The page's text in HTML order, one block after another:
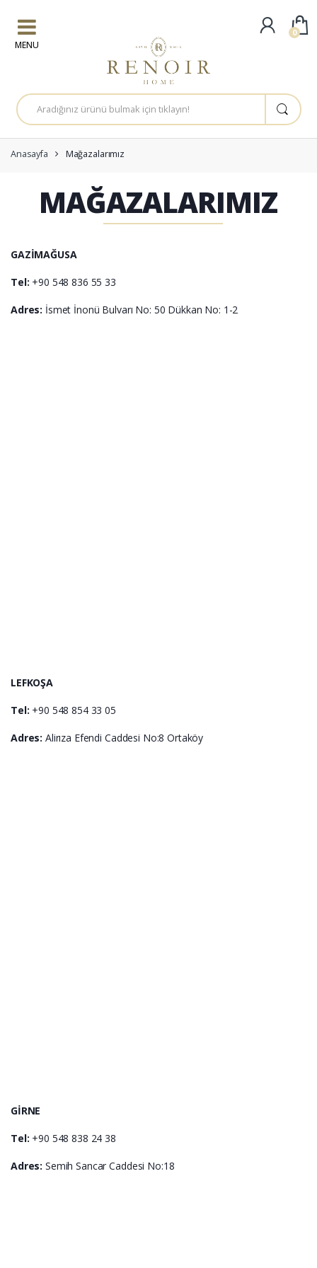
Skip to navigation
Skip to content
A
r
a
a
:
Anasayfa Mağazalarımız
MAĞAZALARIMIZ
GAZİMAĞUSA
Tel: +90 548 836 55 33
Adres: İsmet İnonü Bulvarı No: 50 Dükkan No: 1-2
LEFKOŞA
Tel: +90 548 854 33 05
Adres: Alirıza Efendi Caddesi No:8 Ortaköy
GİRNE
Tel: +90 548 838 24 38
Adres: Semih Sancar Caddesi No:18
0